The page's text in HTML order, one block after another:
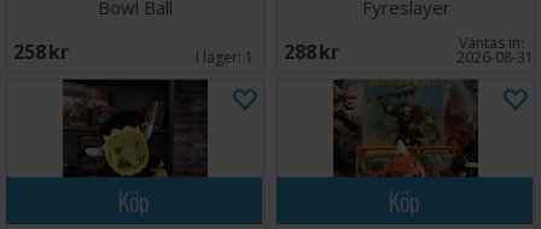
Bowl Ball
258 SEK I lager: 1
Fyreslayer
288 SEK Väntas in:
2026-08-31
Köp Köp